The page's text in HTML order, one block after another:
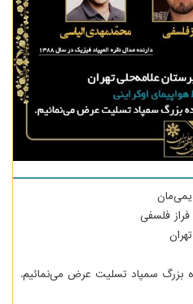
فلسفی
بزرگ سمپاد تسلیت عرض می‌نمائیم.